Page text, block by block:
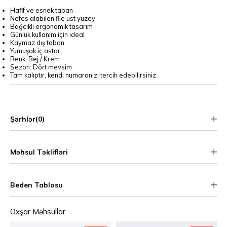
Hafif ve esnek taban
Nefes alabilen file üst yüzey
Bağcıklı ergonomik tasarım
Günlük kullanım için ideal
Kaymaz dış taban
Yumuşak iç astar
Renk: Bej / Krem
Sezon: Dört mevsim
Tam kalıptır, kendi numaranızı tercih edebilirsiniz.
Şərhlər(0)
Məhsul Təklifləri
Beden Tablosu
Oxşar Məhsullar